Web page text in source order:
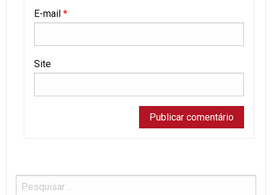
E-mail *
Site